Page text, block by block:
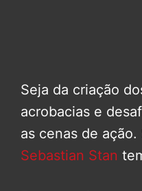
Seja da criação
acrobacias e
as cenas de
Sebastian Stan